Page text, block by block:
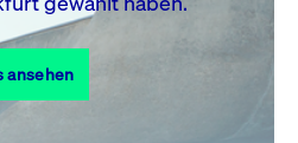
27 28
ansehen